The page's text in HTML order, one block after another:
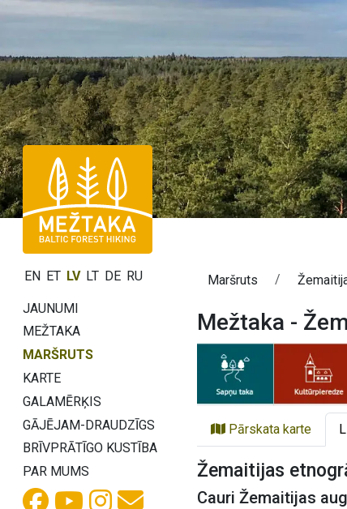
EN ET LV LT DE RU
JAUNUMI
MEŽTAKA
MARŠRUTS
KARTE
GALAMĒRĶIS
GĀJĒJAM-DRAUDZĪGS
BRĪVPRĀTĪGO KUSTĪBA
PAR MUMS
Maršruts
Mežtaka -
Pārskata karte
Žemaitijas
Cauri Žemaitijas